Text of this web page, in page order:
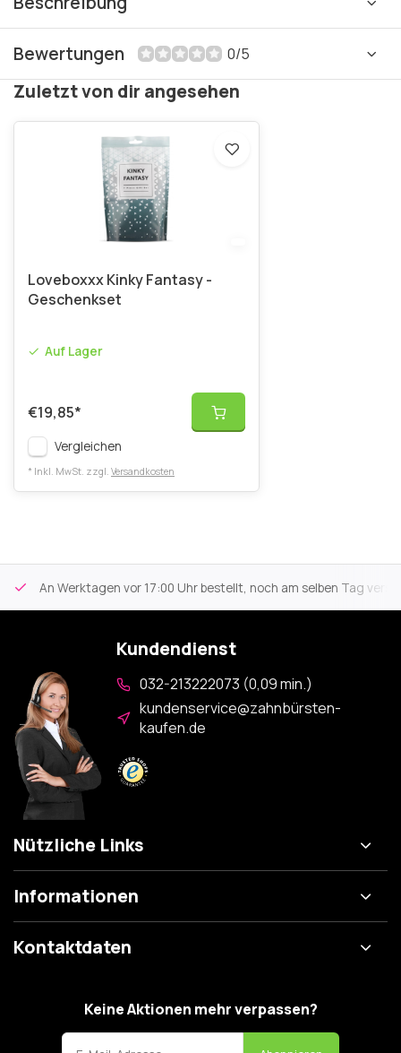
Bewertungen 0/5
Zuletzt von dir angesehen
Loveboxxx Kinky Fantasy -
Geschenkset
Auf Lager
€19,85*
Vergleichen
* Inkl. MwSt. zzgl. Versandkosten
An Werktagen vor 17:00 Uhr bestellt, noch am selben Tag
Kundendienst
032-213222073 (0,09 min.)
kundenservice@zahnbürsten-
kaufen.de
Nützliche Links
Informationen
Kontaktdaten
Keine Aktionen mehr verpassen?